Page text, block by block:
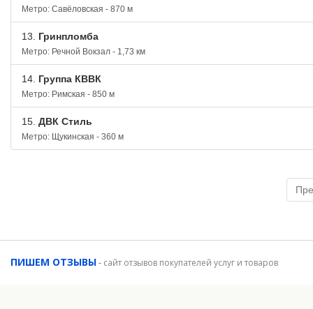
Метро: Савёловская - 870 м
13. Гринпломба
Метро: Речной Вокзал - 1,73 км
14. Группа КВВК
Метро: Римская - 850 м
15. ДВК Стиль
Метро: Щукинская - 360 м
ПИШЕМ ОТЗЫВЫ- сайт отзывов покупателей услуг и товаров